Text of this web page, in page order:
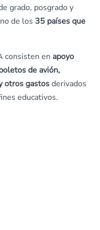
grado, posgrado y
de los 35 países que
consisten en apoyo
de avión,
otros gastosderivados
educativos.